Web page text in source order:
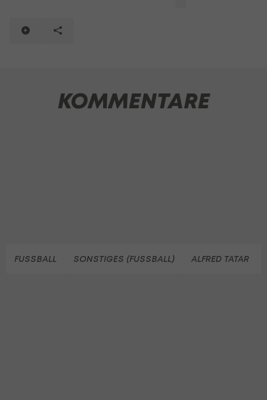
KOMMENTARE
FUSSBALL SONSTIGES (FUSSBALL) ALFRED TATAR